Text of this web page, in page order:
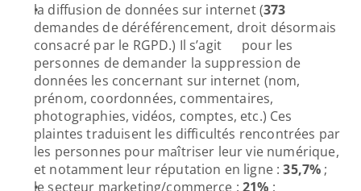
la diffusion de données sur internet (373
demandes de déréférencement, droit désormais
consacré par le RGPD.) Il s’agit      pour les
personnes de demander la suppression de
données les concernant sur internet (nom,
prénom, coordonnées, commentaires,
photographies, vidéos, comptes, etc.) Ces
plaintes traduisent les difficultés rencontrées par
les personnes pour maîtriser leur vie numérique,
et notamment leur réputation en ligne : 35,7% ;
le secteur marketing/commerce : 21% ;